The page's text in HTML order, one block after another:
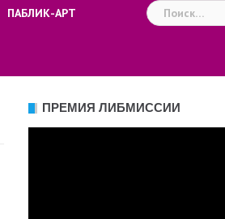
ПАБЛИК-АРТ Найти:
ПРЕМИЯ ЛИБМИССИИ